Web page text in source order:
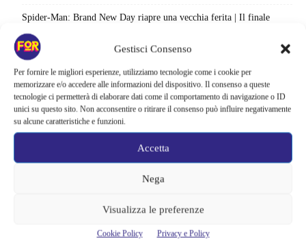
Gestisci Consenso
Per fornire le migliori esperienze, utilizziamo tecnologie come i cookie per
memorizzare e/o accedere alle informazioni del dispositivo. Il consenso a queste
tecnologie ci permetterà di elaborare dati come il comportamento di navigazione o ID
unici su questo sito. Non acconsentire o ritirare il consenso può influire negativamente
su alcune caratteristiche e funzioni.
Accetta
Nega
Visualizza le preferenze
Cookie Policy Privacy e Policy
Spider-Man: Brand New Day riapre una vecchia ferita | Il finale
alimenta una nuova teoria: il dettaglio che coinvolge i due più amati
Barbie 2 rischia di saltare | Warner Bros. ha pochi mesi per trovare un
accordo: il dubbio che divide Hollywood
La bocca del diavolo arriva su Prime Video, squali e claustrofobia nel
nuovo survival horror: una vacanza diventa una trappola
La paura dell’altezza torna al cinema | Il sequel di Fall cambia
scenario: una nuova sfida senza via di fuga
progetto è in sviluppo: cosa resta dell’esperimento
Netflix saluta 16 titoli ad agosto 2026 | 3 serie e 13 film lasciano il